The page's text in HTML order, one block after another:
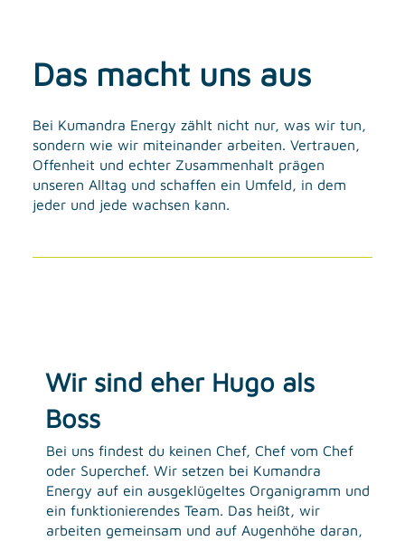
Das macht uns aus
Bei Kumandra Energy zählt nicht nur, was wir tun,
sondern wie wir miteinander arbeiten. Vertrauen,
Offenheit und echter Zusammenhalt prägen
unseren Alltag und schaffen ein Umfeld, in dem
jeder und jede wachsen kann.
Wir sind eher Hugo als
Boss
Bei uns findest du keinen Chef, Chef vom Chef
oder Superchef. Wir setzen bei Kumandra
Energy auf ein ausgeklügeltes Organigramm und
ein funktionierendes Team. Das heißt, wir
arbeiten gemeinsam und auf Augenhöhe daran,